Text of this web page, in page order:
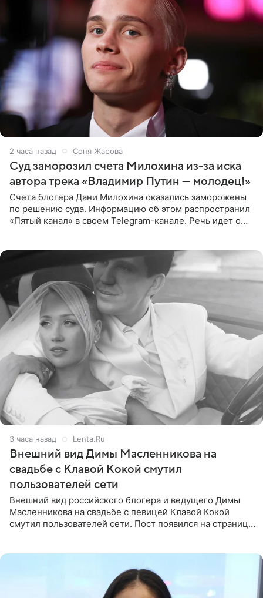
2 часа назад Соня Жарова
Суд заморозил счета Милохина из-за иска
автора трека «Владимир Путин — молодец!»
Счета блогера Дани Милохина оказались заморожены
по решению суда. Информацию об этом распространил
«Пятый канал» в своем Telegram-канале. Речь идет о
3 часа назад Lenta.Ru
Внешний вид Димы Масленникова на
свадьбе с Клавой Кокой смутил
пользователей сети
Внешний вид российского блогера и ведущего Димы
Масленникова на свадьбе с певицей Клавой Кокой
смутил пользователей сети. Пост появился на странице